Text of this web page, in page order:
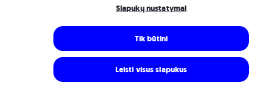
Slapukų nustatymai
Tik būtini
Leisti visus slapukus